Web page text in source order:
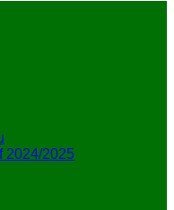
2024/2025